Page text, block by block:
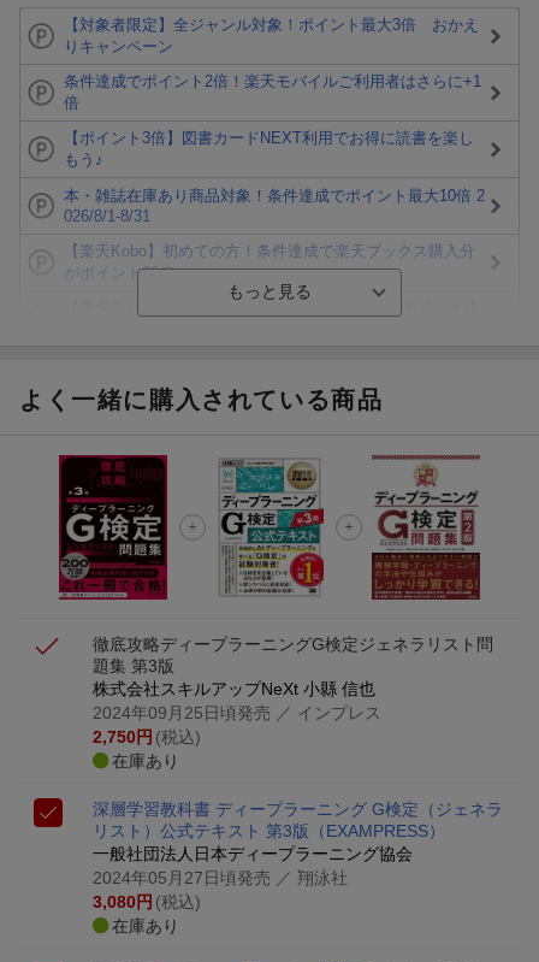
【対象者限定】全ジャンル対象！ポイント最大3倍 おかえ
りキャンペーン
条件達成でポイント2倍！楽天モバイルご利用者はさらに+1
倍
【ポイント3倍】図書カードNEXT利用でお得に読書を楽し
もう♪
本・雑誌在庫あり商品対象！条件達成でポイント最大10倍 2
026/8/1-8/31
【楽天Kobo】初めての方！条件達成で楽天ブックス購入分
がポイント20倍
ト山分け
エントリー＆3,000円以上購入で無料データSIM（3GB/月プ
ラン）が当たる！
楽天モバイル紹介キャンペーンの拡散で300円OFFクーポン
進呈
よく一緒に購入されている商品
徹底攻略ディープラーニングG検定ジェネラリスト問
題集 第3版
株式会社スキルアップNeXt 小縣 信也
2024年09月25日頃発売 ／ インプレス
2,750円 (税込)
在庫あり
深層学習教科書 ディープラーニング G検定（ジェネラ
リスト）公式テキスト 第3版 （EXAMPRESS）
一般社団法人日本ディープラーニング協会
2024年05月27日頃発売 ／ 翔泳社
3,080円 (税込)
在庫あり